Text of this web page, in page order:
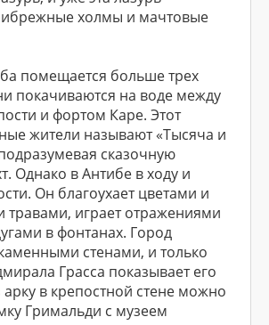
холмы и мачтовые
помещается больше трех
покачиваются на воде между
и фортом Каре. Этот
жители называют «Тысяча и
сказочную
Однако в Антибе в ходу и
Он благоухает цветами и
травами, играет отражениями
в фонтанах. Город
стенами, и только
Грасса показывает его
арку в крепостной стене можно
Гримальди с музеем